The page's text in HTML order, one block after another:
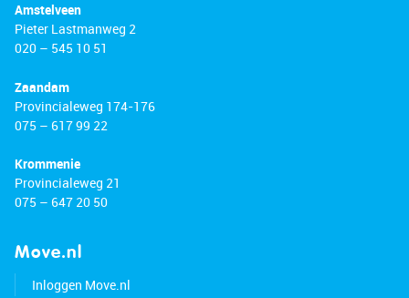
Amstelveen
Pieter Lastmanweg 2
020 – 545 10 51
Zaandam
Provincialeweg 174-176
075 – 617 99 22
Krommenie
Provincialeweg 21
075 – 647 20 50
Move.nl
Inloggen Move.nl